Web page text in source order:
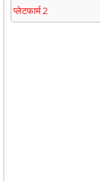
प्लेटफार्म 2